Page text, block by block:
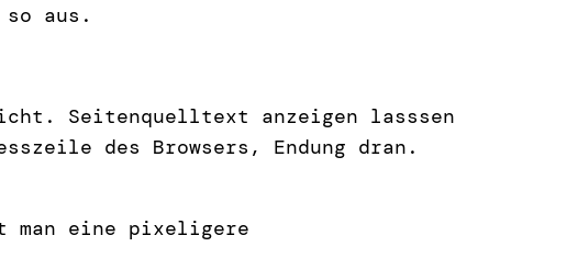
aus.
Seitenquelltext anzeigen lasssen
des Browsers, Endung dran.
man eine pixeligere